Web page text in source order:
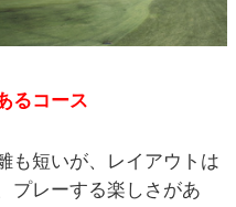
るコース
も短いが、レイアウトは
プレーする楽しさがあ